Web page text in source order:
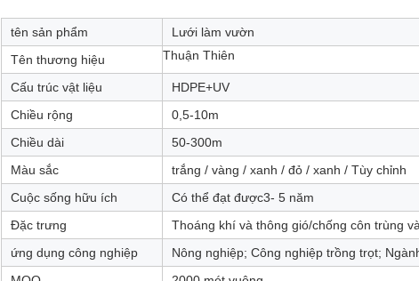
tên sản phẩm
Lưới làm vườn
Tên thương hiệu
Thuận Thiên
Cấu trúc vật liệu
HDPE+UV
Chiều rộng
0,5-10m
Chiều dài
50-300m
Màu sắc
trắng / vàng / xanh / đỏ / xanh / Tùy chỉnh
Cuộc sống hữu ích
Có thể đạt được3- 5 năm
Đặc trưng
Thoáng khí và thông gió/chống côn trùng
ứng dụng công nghiệp
Nông nghiệp; Công nghiệp trồng trọt;